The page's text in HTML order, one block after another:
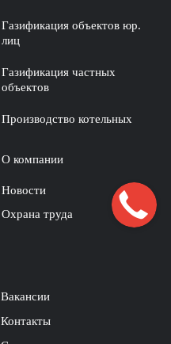
Газификация объектов юр.
лиц
Газификация частных
объектов
Производство котельных
О компании
Новости
Охрана труда
Вакансии
Контакты